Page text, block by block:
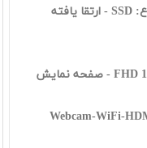
- ارتقا یافته
15.6 اينچ با دقت FHD 1920x1080 - صفحه نمایش
Webcam-WiFi-